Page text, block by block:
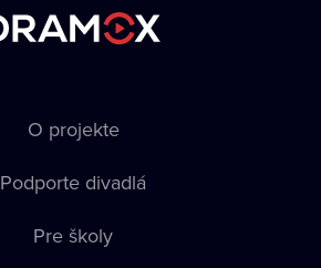
O projekte
Podporte divadlá
Pre školy